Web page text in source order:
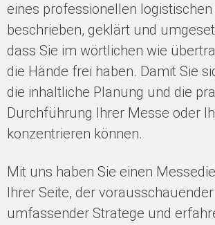
eines professionellen
beschrieben, geklärt und
dass Sie im wörtlichen wie
die Hände frei haben. Damit Sie
die inhaltliche Planung und die
Durchführung Ihrer Messe oder
konzentrieren können.
Mit uns haben Sie einen
Ihrer Seite, der
umfassender Stratege und